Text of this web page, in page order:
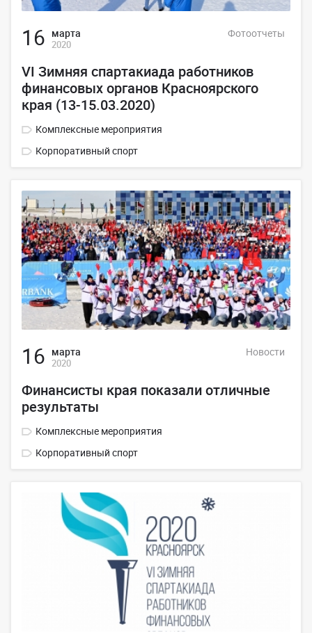
16 марта
2020
Фотоотчеты
VI Зимняя спартакиада работников
финансовых органов Красноярского
края (13-15.03.2020)
Комплексные мероприятия
Корпоративный спорт
16 марта
2020
Новости
Финансисты края показали отличные
результаты
Комплексные мероприятия
Корпоративный спорт